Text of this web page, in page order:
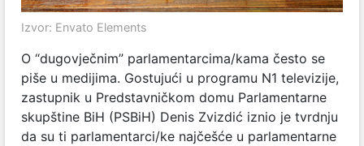
Izvor: Envato Elements
O “dugovječnim” parlamentarcima/kama često se
piše u medijima. Gostujući u programu N1 televizije,
zastupnik u Predstavničkom domu Parlamentarne
skupštine BiH (PSBiH) Denis Zvizdić iznio je tvrdnju
da su ti parlamentarci/ke najčešće u parlamentarne